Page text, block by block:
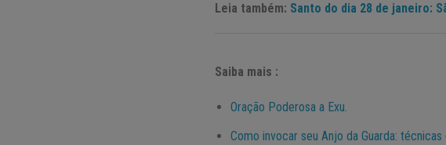
Leia também: Santo do dia 28 de janeiro:
Saiba mais :
Oração Poderosa a Exu.
Como invocar seu Anjo da Guarda: